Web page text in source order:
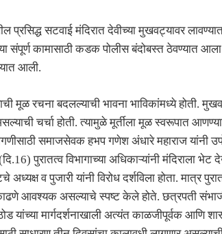
सटवाई मंदिरात देवीच्या मुखवट्यावर
कामासाठी कडक पोलीस बंदोबस्त ठेवण्यात
आली.
मूळ रचना बदलल्याची भावना भाविकांमध्ये होती.
चर्चा होती. त्यामुळे मूर्तीला मूळ स्वरूपात
समाजसेवक हभप गणेश अंधारे महाराज यांनी
पुरातत्व विभागाच्या अधिकाऱ्यांनी मंदिराला भेट
व पुजारी यांनी विरोध दर्शविला होता. मात्र
काढणे आवश्यक असल्याचे स्पष्ट केले होते. छत्रपती
यांच्या मार्गदर्शनाखाली अत्यंत काळजीपूर्वक आणि